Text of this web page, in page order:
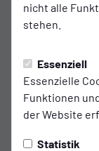
nicht alle
stehen.
Essenziell
Essenzielle
Funktionen
der Website
Statistik
Tim-Alexander
Assistent 1:
Kilian Braun
Tim Lahse